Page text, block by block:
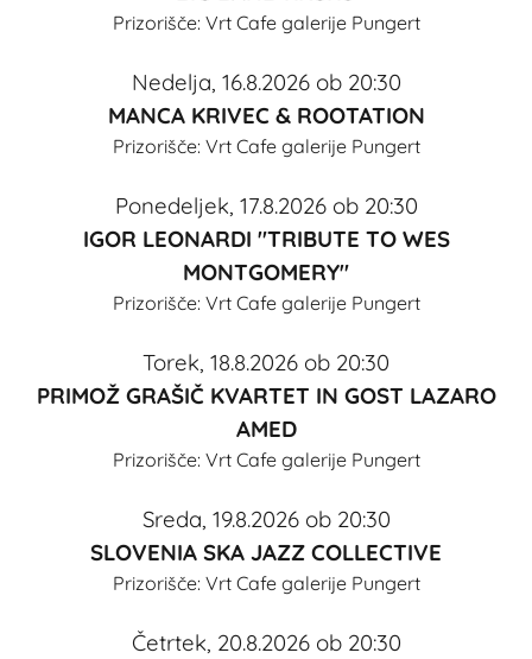
Prizorišče: Vrt Cafe galerije Pungert
Nedelja, 16.8.2026 ob 20:30
MANCA KRIVEC & ROOTATION
Prizorišče: Vrt Cafe galerije Pungert
Ponedeljek, 17.8.2026 ob 20:30
IGOR LEONARDI "TRIBUTE TO WES
MONTGOMERY"
Prizorišče: Vrt Cafe galerije Pungert
Torek, 18.8.2026 ob 20:30
PRIMOŽ GRAŠIČ KVARTET IN GOST LAZARO
AMED
Prizorišče: Vrt Cafe galerije Pungert
Sreda, 19.8.2026 ob 20:30
SLOVENIA SKA JAZZ COLLECTIVE
Prizorišče: Vrt Cafe galerije Pungert
Četrtek, 20.8.2026 ob 20:30